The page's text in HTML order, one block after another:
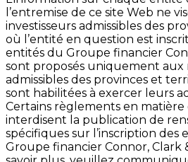
l’entremise de ce site Web ne
investisseurs admissibles des
où l’entité en question est
entités du Groupe financier
sont proposés uniquement aux
admissibles des provinces et
sont habilitées à exercer leurs
Certains règlements en
interdisent la publication de
spécifiques sur l’inscription des
Groupe financier Connor, Clark